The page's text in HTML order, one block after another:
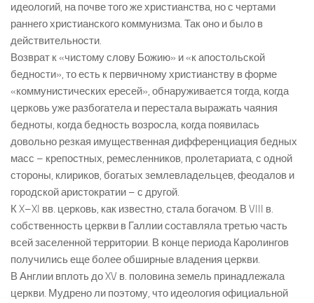
идеологий, на почве того же христианства, но с чертами
раннего христианского коммунизма. Так оно и было в
действительности.
Возврат к «чистому слову Божию» и «к апостольской
бедности», то есть к первичному христианству в форме
«коммунистических ересей», обнаруживается тогда, когда
церковь уже разбогатела и перестала выражать чаяния
бедноты, когда бедность возросла, когда появилась
довольно резкая имущественная дифференциация бедных
масс – крепостных, ремесленников, пролетариата, с одной
стороны, клириков, богатых землевладельцев, феодалов и
городской аристократии – с другой.
К X–XI вв. церковь, как известно, стала богачом. В VIII в.
собственность церкви в Галлии составляла третью часть
всей заселенной территории. В конце периода Каролингов
получились еще более обширные владения церкви.
В Англии вплоть до XV в. половина земель принадлежала
церкви. Мудрено ли поэтому, что идеология официальной